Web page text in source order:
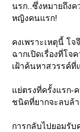
นรก..ซึ่งหมายถึงค
หญิงคนแรก!
คงเพราะเหตุนี้ โ
ฉากเปิดเรื่องที่โจ
เฝ้าค้นหาสวรรค์ที่
ตรงที่ครั้งแรก-ค
ชนิดที่ยากจะลบล้า
การกลับไปยอมรับ